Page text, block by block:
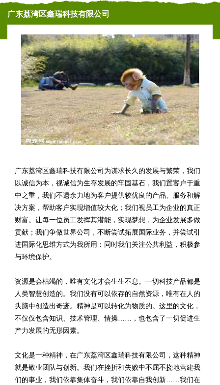
广东荔湾区鑫瑞科技有限公司
广东荔湾区鑫瑞科技有限公司为谋求长久的发展与繁荣，我们
以诚信为本，视诚信为生存发展的牢固基石，我们置客户于重
中之重，我们不遗余力地为客户提供较优良的产品、服务和解
决方案，帮助客户实现增值较大化；我们视员工为企业的真正
财富。让每一位员工发挥其潜能，实现梦想，为企业发展多做
贡献；我们争做世界公司，不断尝试拓展国际业务，并尝试引
进国际化思维方式为我所用：同时我们关注公共利益，积极参
与环境保护。
资源是会枯竭的，唯有文化才会生生不息。一切科技产品都是
人类智慧创造的。我们没有可以依存的自然资源，唯有在人的
头脑中创造出奇迹。精神是可以转化为物质的。这里的文化，
不仅仅包含知识、技术管理、情操……，也包含了一切促进生
产力发展的无形因素。
文化是一种精神，在广东荔湾区鑫瑞科技有限公司，这种精神
就是敬业团队与创新。我们在挫折和失败中不屈不挠地营建我
们的事业，我们依靠集体奋斗，我们依靠自我创新……我们在